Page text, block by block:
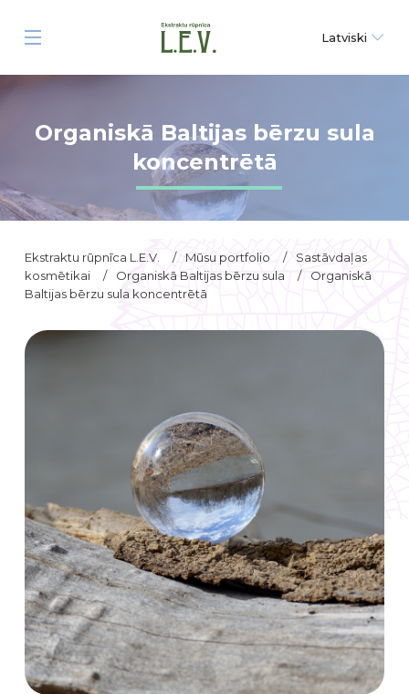
Latviski
Organiskā Baltijas bērzu sula
koncentrētā
Ekstraktu rūpnīca L.E.V. / Mūsu portfolio /
Sastāvdaļas
kosmētikai
/ Organiskā Baltijas bērzu sula /
Organiskā
Baltijas bērzu sula koncentrētā